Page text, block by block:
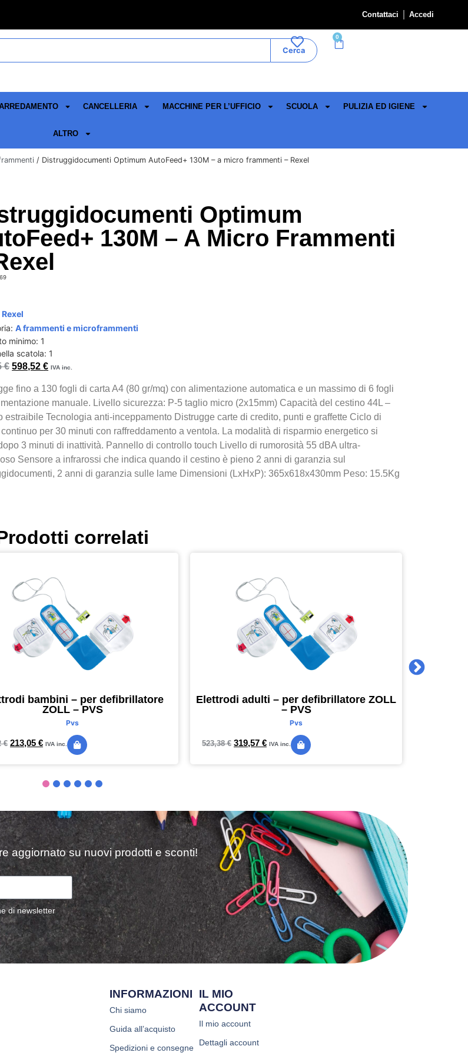
Contattaci Accedi
Cerca
0
CANCELLERIA MACCHINE PER L’UFFICIO SCUOLA PULIZIA ED IGIENE
ALTRO
/ Distruggidocumenti Optimum AutoFeed+ 130M – a micro frammenti – Rexel
Optimum
130M – A Micro Frammenti
Rexel
A frammenti e microframmenti
minimo: 1
scatola: 1
€ 598,52€ IVA inc.
fino a 130 fogli di carta A4 (80 gr/mq) con alimentazione automatica e un massimo di 6 fogli
manuale. Livello sicurezza: P-5 taglio micro (2x15mm) Capacità del cestino 44L –
estraibile Tecnologia anti-inceppamento Distrugge carte di credito, punti e graffette Ciclo di
continuo per 30 minuti con raffreddamento a ventola. La modalità di risparmio energetico si
3 minuti di inattività. Pannello di controllo touch Livello di rumorosità 55 dBA ultra-
Sensore a infrarossi che indica quando il cestino è pieno 2 anni di garanzia sul
2 anni di garanzia sulle lame Dimensioni (LxHxP): 365x618x430mm Peso: 15.5Kg
correlati
bambini – per defibrillatore
ZOLL – PVS
Pvs
€ 213,05 € IVA inc.
Elettrodi adulti – per defibrillatore ZOLL
– PVS
Pvs
523,38€ 319,57 € IVA inc.
aggiornato su nuovi prodotti e sconti!
di newsletter
INFORMAZIONI
Chi siamo
Guida all’acquisto
Spedizioni e consegne
IL MIO
ACCOUNT
Il mio account
Dettagli account